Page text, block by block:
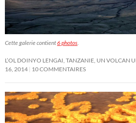
Cette galerie contient6 photos
L’OL DOINYO LENGAI, TANZANIE, UN VOLCAN
16, 2014 10 COMMENTAIRES